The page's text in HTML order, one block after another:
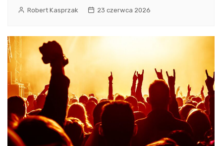
Robert Kasprzak 23 czerwca 2026